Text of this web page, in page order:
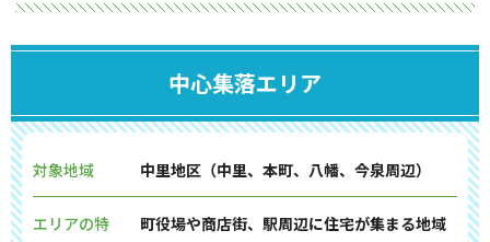
中心集落エリア
対象地域 中里地区（中里、本町、八幡、今泉周辺）
エリアの特
町役場や商店街、駅周辺に住宅が集まる地域